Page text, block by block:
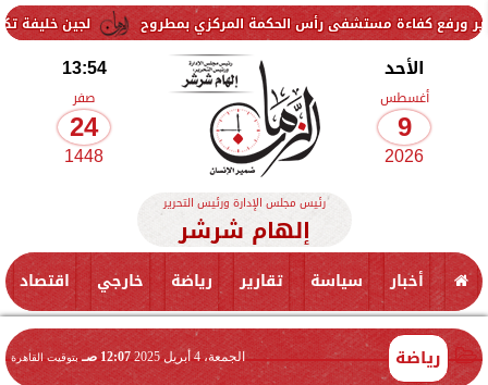
لجين خليفة تكشف سعادتها مستشفى رأس الحكمة المركزي بمطروح
الأحد
أغسطس
9
2026
13:54
صفر
24
1448
رئيس مجلس الإدارة ورئيس التحرير
إلهام شرشر
أخبار سياسة تقارير رياضة خارجي اقتصاد
رياضة الجمعة، 4 أبريل 2025 12:07 صـ بتوقيت القاهرة